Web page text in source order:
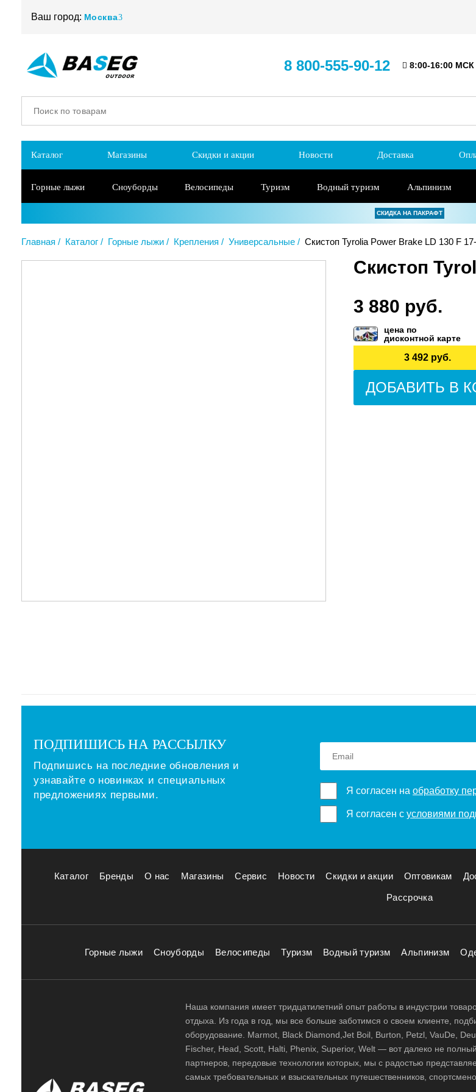
Ваш город: Москва
8 800-555-90-12 8:00-16:00 МСК
Каталог Магазины Скидки и акции Новости Доставка
Горные лыжи Сноуборды Велосипеды Туризм Водный туризм Альпинизм
СКИДКА НА ПАКРАФТ
Главная Каталог Горные лыжи Крепления Универсальные Скистоп Tyrolia Power Brake LD 130 F
Скистоп
3 880 руб.
цена по
дисконтной карте
3 492 руб.
ДОБАВИТЬ В
ПОДПИШИСЬ НА РАССЫЛКУ
Подпишись на последние обновления и
узнавайте о новинках и специальных
предложениях первыми.
Я согласен на обработку
Я согласен с условиями
Каталог Бренды О нас Магазины Сервис Новости Скидки и акции Оптовикам
Рассрочка
Горные лыжи Сноуборды Велосипеды Туризм Водный туризм Альпинизм
Наша компания имеет тридцатилетний опыт работы в индустрии
отдыха. Из года в год, мы все больше заботимся о своем клиенте,
оборудование. Marmot, Black Diamond,Jet Boil, Burton, Petzl, VauDe,
Fischer, Head, Scott, Halti, Phenix, Superior, Welt — вот далеко не
партнеров, передовые технологии которых, мы с радостью
самых требовательных и взыскательных путешественников,